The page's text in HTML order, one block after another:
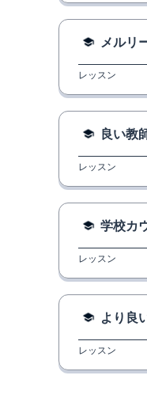
メルリ
レッスン
良い教
レッスン
学校カ
レッスン
より良い
レッスン